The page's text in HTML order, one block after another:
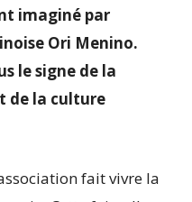
imaginé par
Ori Menino.
le signe de la
de la culture
fait vivre la